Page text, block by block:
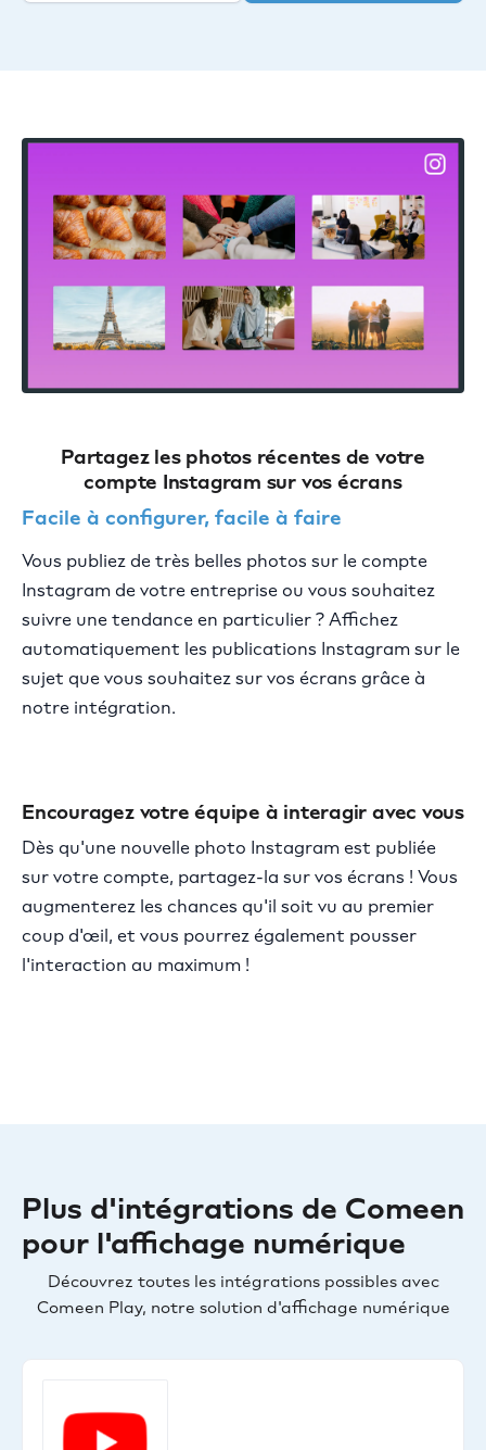
Partagez les photos récentes de votre
compte Instagram sur vos écrans
Facile à configurer, facile à faire
Vous publiez de très belles photos sur le compte
Instagram de votre entreprise ou vous souhaitez
suivre une tendance en particulier ? Affichez
automatiquement les publications Instagram sur le
sujet que vous souhaitez sur vos écrans grâce à
notre intégration.
Encouragez votre équipe à interagir avec vous
Dès qu'une nouvelle photo Instagram est publiée
sur votre compte, partagez-la sur vos écrans ! Vous
augmenterez les chances qu'il soit vu au premier
coup d'œil, et vous pourrez également pousser
l'interaction au maximum !
Plus d'intégrations de Comeen
pour l'affichage numérique
Découvrez toutes les intégrations possibles avec
Comeen Play, notre solution d'affichage numérique